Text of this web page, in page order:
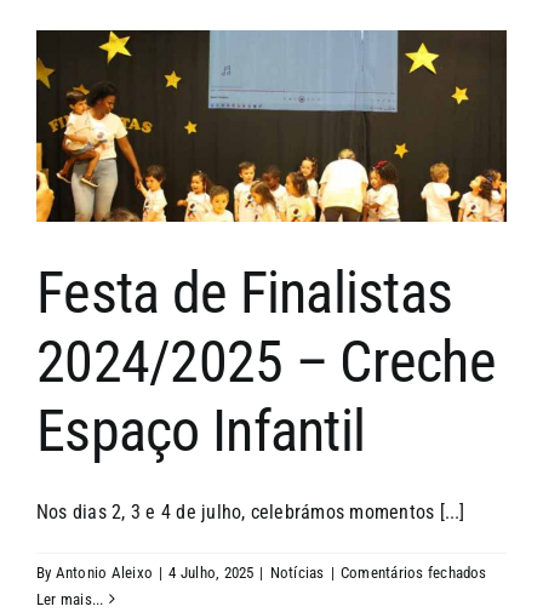
Festa de Finalistas
2024/2025 – Creche
Espaço Infantil
Nos dias 2, 3 e 4 de julho, celebrámos momentos [...]
By Antonio Aleixo | 4 Julho, 2025 | Notícias | Comentários fechadosem
Ler mais...